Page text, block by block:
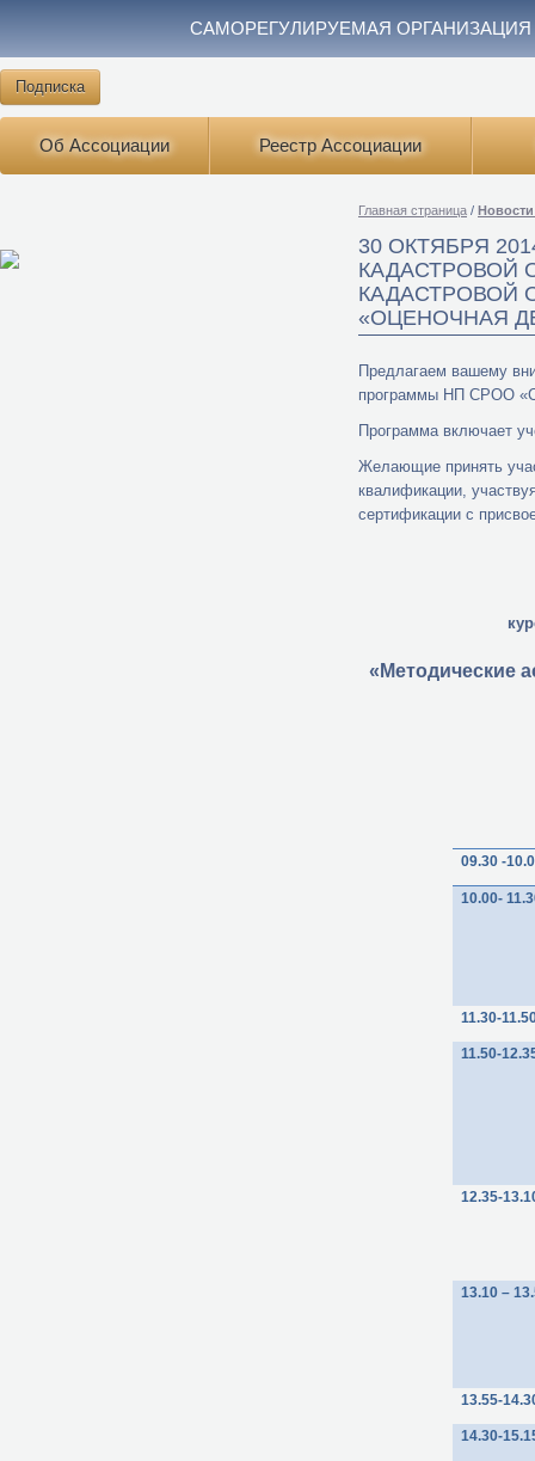
САМОРЕГУЛИРУЕМАЯ
Подписка
Об Ассоциации Реестр Ассоциации
Главная страница /
30 ОКТЯБРЯ
КАДАСТРОВОЙ
КАДАСТРОВОЙ
«ОЦЕНОЧНАЯ
Предлагаем вашему
программы НП СРОО
Программа включает
Желающие принять
квалификации,
сертификации с
«Методические
09.30 -
10.00-
11.30-
11.50-
12.35-
13.10 –
13.55-
14.30-